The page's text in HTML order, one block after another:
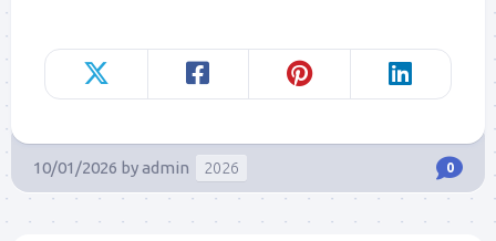
10/01/2026 byadmin 2026 0